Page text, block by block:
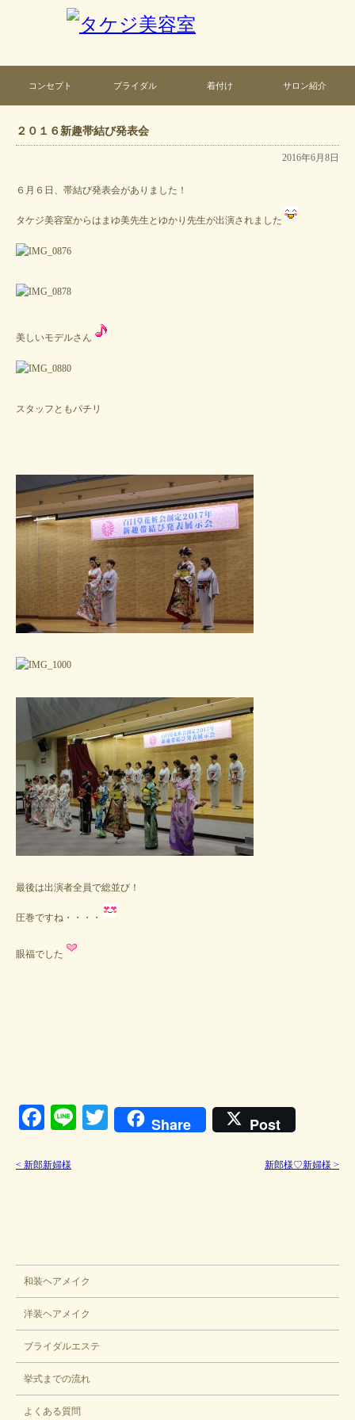
コンセプト ブライダル 着付け サロン紹介
２０１６新趣帯結び発表会
2016年6月8日
６月６日、帯結び発表会がありました！
タケジ美容室からはまゆ美先生とゆかり先生が出演されました
美しいモデルさん
スタッフともパチリ
最後は出演者全員で総並び！
圧巻ですね・・・・
眼福でした
Facebook
LineTwitter
Share Post
< 新郎新婦様 新郎様♡新婦様 >
ブライダル
和装ヘアメイク
洋装ヘアメイク
ブライダルエステ
挙式までの流れ
よくある質問